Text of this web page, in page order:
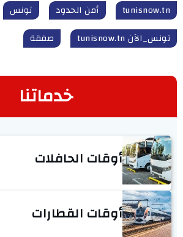
tunisnow.tn أمن الحدود تونس
تونس_الآن tunisnow.tn
صفقة
خدماتنا
أوقات الحافلات
أوقات القطارات